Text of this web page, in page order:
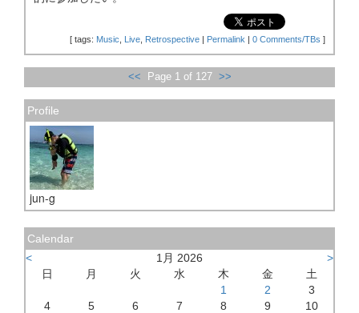
[ tags: Music Live Retrospective | Permalink | 0 Comments/TBs ]
<< Page 1 of 127 >>
Profile
jun-g
Calendar
<
1月 2026
>
日
月 火 水 木 金
土
1
2
3
4
5 6 7 8 9
10